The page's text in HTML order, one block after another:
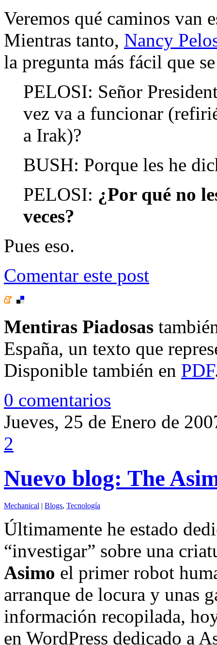
Veremos qué caminos van
Mientras tanto, Nancy
la pregunta más fácil que
PELOSI: Señor
vez va a funcionar
a Irak)?
BUSH: Porque les he
PELOSI: ¿Por qué no
veces?
Pues eso.
Comentar este post
Mentiras Piadosas
España, un texto que
Disponible también en PDF
0 comentarios
Jueves, 25 de Enero de
2
Nuevo blog: The
Mechanical | Blogs, Tecnología
Últimamente he estado
“investigar” sobre una
Asimo el primer robot
arranque de locura y unas
información recopilada,
en WordPress dedicado a